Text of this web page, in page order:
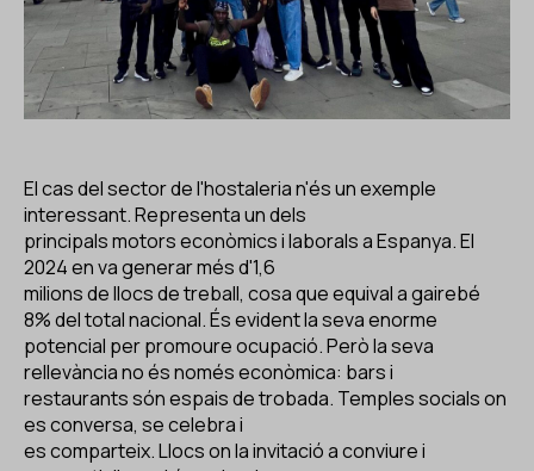
El cas del sector de l'hostaleria n'és un exemple
interessant. Representa un dels
principals motors econòmics i laborals a Espanya. El
2024 en va generar més d'1,6
milions de llocs de treball, cosa que equival a gairebé
8% del total nacional. És evident la seva enorme
potencial per promoure ocupació. Però la seva
rellevància no és només econòmica: bars i
restaurants són espais de trobada. Temples socials on
es conversa, se celebra i
es comparteix. Llocs on la invitació a conviure i